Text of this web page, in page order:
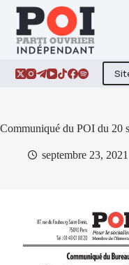
Passer
contenu
Communiqué du POI du 20
septembre 23, 2021